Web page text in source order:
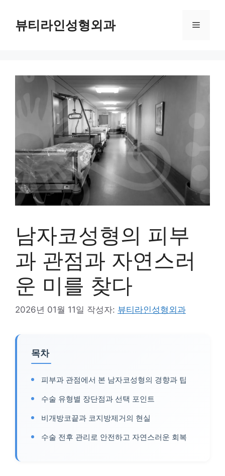
뷰티라인성형외과 메
남자코성형의 피부
과 관점과 자연스러
운 미를 찾다
2026년 01월 11일 작성자: 뷰티라인성형외과
목차
피부과 관점에서 본 남자코성형의 경향과 팁
수술 유형별 장단점과 선택 포인트
비개방코끝과 코지방제거의 현실
수술 전후 관리로 안전하고 자연스러운 회복